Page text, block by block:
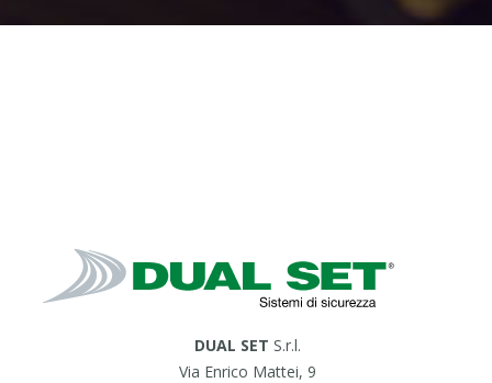
DUAL SET S.r.l.
Via Enrico Mattei, 9